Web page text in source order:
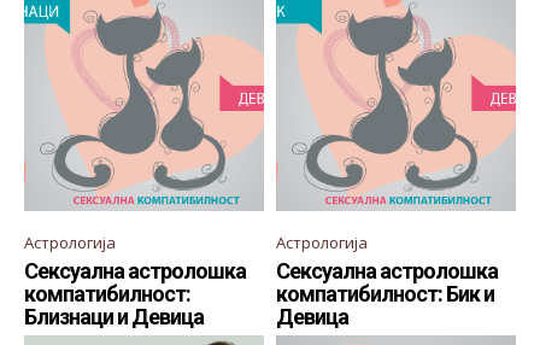
Астрологија
Сексуална астролошка
компатибилност:
Близнаци и Девица
Астрологија
Сексуална астролошка
компатибилност: Бик и
Девица